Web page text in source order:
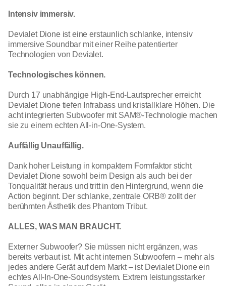
Intensiv immersiv.
Devialet Dione ist eine erstaunlich schlanke, intensiv
immersive Soundbar mit einer Reihe patentierter
Technologien von Devialet.
Technologisches können.
Durch 17 unabhängige High-End-Lautsprecher erreicht
Devialet Dione tiefen Infrabass und kristallklare Höhen. Die
acht integrierten Subwoofer mit SAM®-Technologie machen
sie zu einem echten All-in-One-System.
Auffällig Unauffällig.
Dank hoher Leistung in kompaktem Formfaktor sticht
Devialet Dione sowohl beim Design als auch bei der
Tonqualität heraus und tritt in den Hintergrund, wenn die
Action beginnt. Der schlanke, zentrale ORB®️ zollt der
berühmten Ästhetik des Phantom Tribut.
ALLES, WAS MAN BRAUCHT.
Externer Subwoofer? Sie müssen nicht ergänzen, was
bereits verbaut ist. Mit acht internen Subwoofern – mehr als
jedes andere Gerät auf dem Markt – ist Devialet Dione ein
echtes All-In-One-Soundsystem. Extrem leistungsstarker